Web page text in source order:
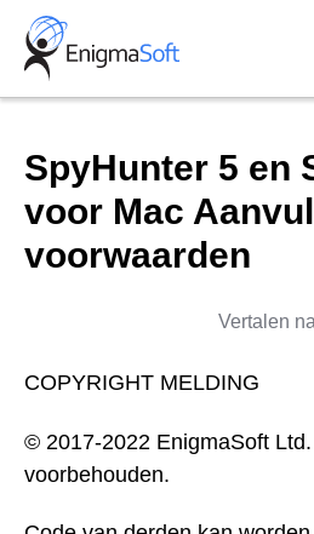
Skip
content
SpyHunter 5 en
voor Mac
voorwaarden
Vertalen
COPYRIGHT MELDING
© 2017-2022 EnigmaSoft
voorbehouden.